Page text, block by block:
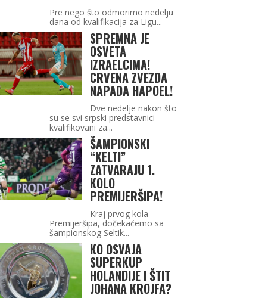
Pre nego što odmorimo nedelju
dana od kvalifikacija za Ligu...
SPREMNA JE
OSVETA
IZRAELCIMA!
CRVENA ZVEZDA
NAPADA HAPOEL!
Dve nedelje nakon što
su se svi srpski predstavnici
kvalifikovani za...
ŠAMPIONSKI
“KELTI”
ZATVARAJU 1.
KOLO
PREMIJERŠIPA!
Kraj prvog kola
Premijeršipa, dočekaćemo sa
šampionskog Seltik...
KO OSVAJA
SUPERKUP
HOLANDIJE I ŠTIT
JOHANA KROJFA?